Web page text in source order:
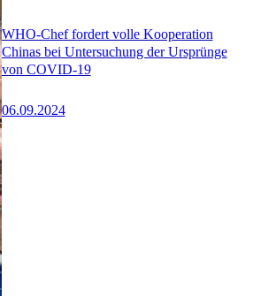
WHO-Chef fordert volle Kooperation
Chinas bei Untersuchung der Ursprünge
von COVID-19
06.09.2024